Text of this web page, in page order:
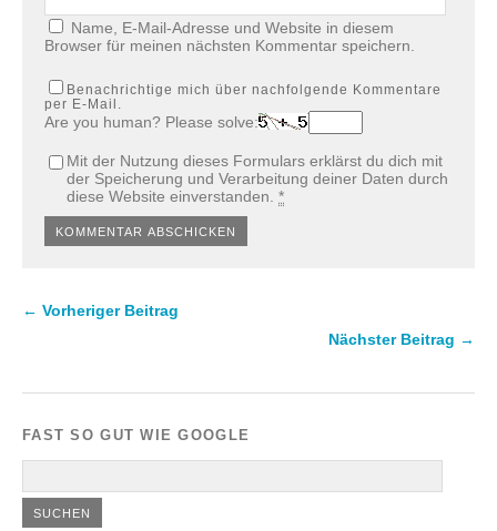
Name, E-Mail-Adresse und Website in diesem
Browser für meinen nächsten Kommentar speichern.
Benachrichtige mich über nachfolgende Kommentare
per E-Mail.
Are you human? Please solve:
Mit der Nutzung dieses Formulars erklärst du dich mit
der Speicherung und Verarbeitung deiner Daten durch
diese Website einverstanden. *
← Vorheriger Beitrag
Nächster Beitrag →
FAST SO GUT WIE GOOGLE